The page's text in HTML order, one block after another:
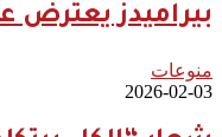
بيراميدز يعترض
منوعات
2026-02-03